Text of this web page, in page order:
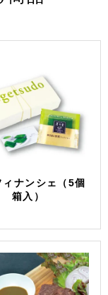
ィナンシェ（5個
箱入）